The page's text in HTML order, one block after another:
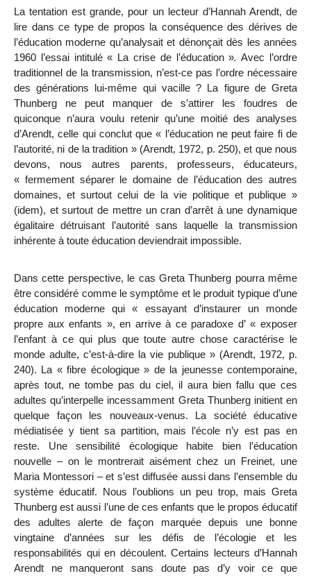
La tentation est grande, pour un lecteur d’Hannah Arendt, de
lire dans ce type de propos la conséquence des dérives de
l’éducation moderne qu’analysait et dénonçait dès les années
1960 l’essai intitulé « La crise de l’éducation ». Avec l’ordre
traditionnel de la transmission, n’est-ce pas l’ordre nécessaire
des générations lui-même qui vacille ? La figure de Greta
Thunberg ne peut manquer de s’attirer les foudres de
quiconque n’aura voulu retenir qu’une moitié des analyses
d’Arendt, celle qui conclut que « l’éducation ne peut faire fi de
l’autorité, ni de la tradition » (Arendt, 1972, p. 250), et que nous
devons, nous autres parents, professeurs, éducateurs,
« fermement séparer le domaine de l’éducation des autres
domaines, et surtout celui de la vie politique et publique »
(idem), et surtout de mettre un cran d’arrêt à une dynamique
égalitaire détruisant l’autorité sans laquelle la transmission
inhérente à toute éducation deviendrait impossible.
Dans cette perspective, le cas Greta Thunberg pourra même
être considéré comme le symptôme et le produit typique d’une
éducation moderne qui « essayant d’instaurer un monde
propre aux enfants », en arrive à ce paradoxe d’ « exposer
l’enfant à ce qui plus que toute autre chose caractérise le
monde adulte, c’est-à-dire la vie publique » (Arendt, 1972, p.
240). La « fibre écologique » de la jeunesse contemporaine,
après tout, ne tombe pas du ciel, il aura bien fallu que ces
adultes qu’interpelle incessamment Greta Thunberg initient en
quelque façon les nouveaux-venus. La société éducative
médiatisée y tient sa partition, mais l’école n’y est pas en
reste. Une sensibilité écologique habite bien l’éducation
nouvelle – on le montrerait aisément chez un Freinet, une
Maria Montessori – et s’est diffusée aussi dans l’ensemble du
système éducatif. Nous l’oublions un peu trop, mais Greta
Thunberg est aussi l’une de ces enfants que le propos éducatif
des adultes alerte de façon marquée depuis une bonne
vingtaine d’années sur les défis de l’écologie et les
responsabilités qui en découlent. Certains lecteurs d’Hannah
Arendt ne manqueront sans doute pas d’y voir ce que